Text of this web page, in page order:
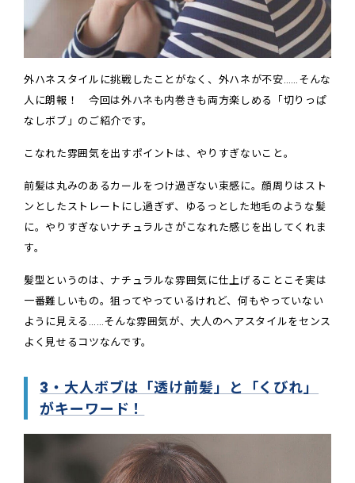
外ハネスタイルに挑戦したことがなく、外ハネが不安……そんな
人に朗報！ 今回は外ハネも内巻きも両方楽しめる「切りっぱ
なしボブ」のご紹介です。
こなれた雰囲気を出すポイントは、やりすぎないこと。
前髪は丸みのあるカールをつけ過ぎない束感に。顔周りはスト
ンとしたストレートにし過ぎず、ゆるっとした地毛のような髪
に。やりすぎないナチュラルさがこなれた感じを出してくれま
す。
髪型というのは、ナチュラルな雰囲気に仕上げることこそ実は
一番難しいもの。狙ってやっているけれど、何もやっていない
ように見える……そんな雰囲気が、大人のヘアスタイルをセンス
よく見せるコツなんです。
3・大人ボブは「透け前髪」と「くびれ」
がキーワード！